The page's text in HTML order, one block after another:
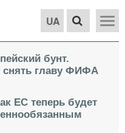
UA
бунт.
снять главу ФИФА
ЕС теперь будет